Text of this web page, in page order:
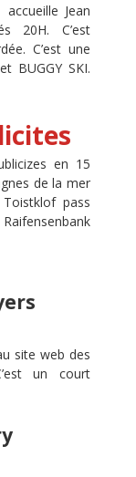
Jean
20H. C’est
C’est une
BUGGY SKI.
en 15
de la mer
pass
site web des
un court